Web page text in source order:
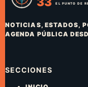
NOTICIAS, ESTADOS,
AGENDA PÚBLICA
SECCIONES